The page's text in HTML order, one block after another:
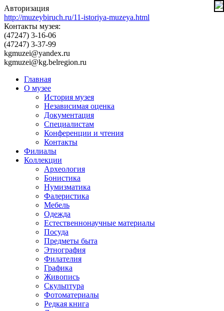
Авторизация
http://muzeybiruch.ru/11-istoriya-muzeya.html
Контакты музея:
(47247) 3-16-06
(47247) 3-37-99
kgmuzei@yandex.ru
kgmuzei@kg.belregion.ru
Главная
О музее
История музея
Независимая оценка
Документация
Специалистам
Конференции и чтения
Контакты
Филиалы
Коллекции
Археология
Бонистика
Нумизматика
Фалеристика
Мебель
Одежда
Естественнонаучные материалы
Посуда
Предметы быта
Этнография
Филателия
Графика
Живопись
Скульптура
Фотоматериалы
Редкая книга